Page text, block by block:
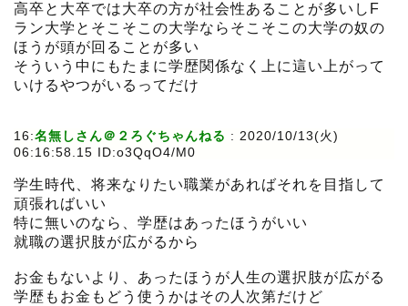
高卒と大卒では大卒の方が社会性あることが多いしF
ラン大学とそこそこの大学ならそこそこの大学の奴の
ほうが頭が回ることが多い
そういう中にもたまに学歴関係なく上に這い上がって
いけるやつがいるってだけ
16:名無しさん＠２ろぐちゃんねる : 2020/10/13(火)
06:16:58.15 ID:o3QqO4/M0
学生時代、将来なりたい職業があればそれを目指して
頑張ればいい
特に無いのなら、学歴はあったほうがいい
就職の選択肢が広がるから
お金もないより、あったほうが人生の選択肢が広がる
学歴もお金もどう使うかはその人次第だけど